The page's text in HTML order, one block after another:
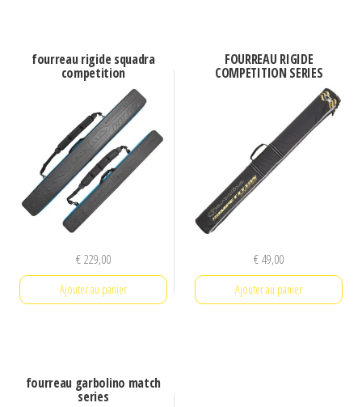
fourreau rigide squadra
competition
€229,00
Ajouter au panier
FOURREAU RIGIDE
COMPETITION SERIES
€49,00
Ajouter au panier
fourreau garbolino match
series